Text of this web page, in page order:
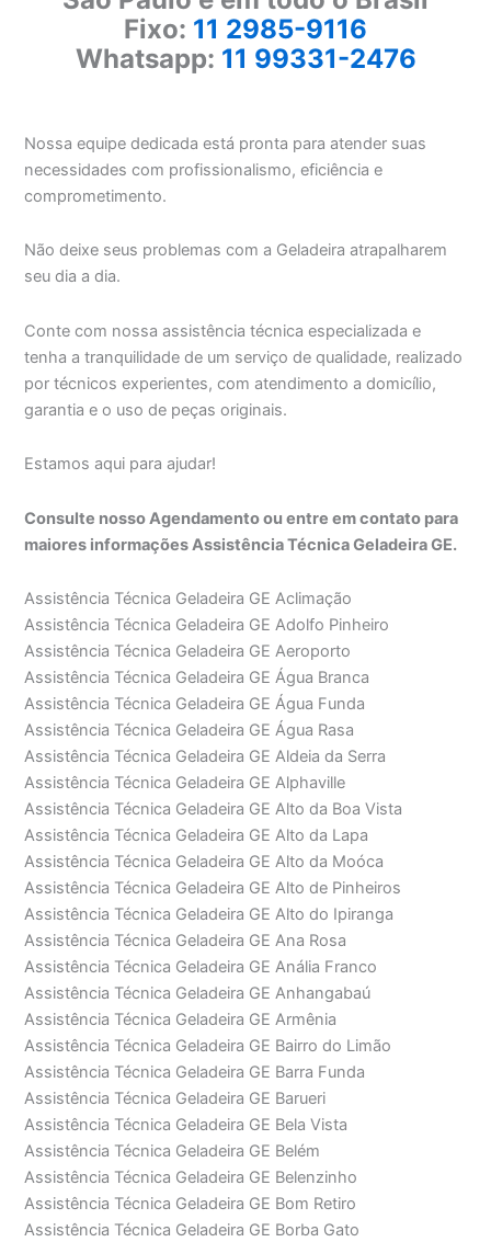
Fixo: 11 2985-9116
Whatsapp: 11 99331-2476
Nossa equipe dedicada está pronta para atender suas
necessidades com profissionalismo, eficiência e
comprometimento.
Não deixe seus problemas com a Geladeira atrapalharem
seu dia a dia.
Conte com nossa assistência técnica especializada e
tenha a tranquilidade de um serviço de qualidade, realizado
por técnicos experientes, com atendimento a domicílio,
garantia e o uso de peças originais.
Estamos aqui para ajudar!
Consulte nosso Agendamento ou entre em contato para
maiores informações Assistência Técnica Geladeira GE.
Assistência Técnica Geladeira GE Aclimação
Assistência Técnica Geladeira GE Adolfo Pinheiro
Assistência Técnica Geladeira GE Aeroporto
Assistência Técnica Geladeira GE Água Branca
Assistência Técnica Geladeira GE Água Funda
Assistência Técnica Geladeira GE Água Rasa
Assistência Técnica Geladeira GE Aldeia da Serra
Assistência Técnica Geladeira GE Alphaville
Assistência Técnica Geladeira GE Alto da Boa Vista
Assistência Técnica Geladeira GE Alto da Lapa
Assistência Técnica Geladeira GE Alto da Moóca
Assistência Técnica Geladeira GE Alto de Pinheiros
Assistência Técnica Geladeira GE Alto do Ipiranga
Assistência Técnica Geladeira GE Ana Rosa
Assistência Técnica Geladeira GE Anália Franco
Assistência Técnica Geladeira GE Anhangabaú
Assistência Técnica Geladeira GE Armênia
Assistência Técnica Geladeira GE Bairro do Limão
Assistência Técnica Geladeira GE Barra Funda
Assistência Técnica Geladeira GE Barueri
Assistência Técnica Geladeira GE Bela Vista
Assistência Técnica Geladeira GE Belém
Assistência Técnica Geladeira GE Belenzinho
Assistência Técnica Geladeira GE Bom Retiro
Assistência Técnica Geladeira GE Borba Gato